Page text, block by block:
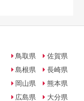
鳥取県
島根県
岡山県
広島県
佐賀県
長崎県
熊本県
大分県